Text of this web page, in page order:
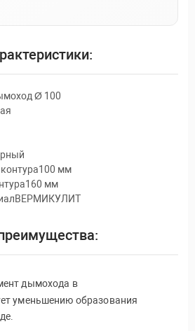
Ø 100
мм
мм
дымохода в
уменьшению образования